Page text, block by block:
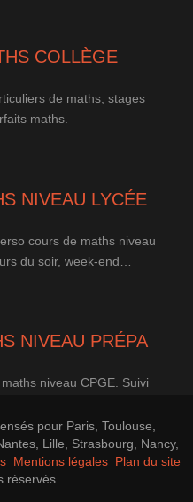
COLLÈGE
de maths, stages
maths.
NIVEAU LYCÉE
cours de maths niveau
du soir, week-end…
NIVEAU PRÉPA
niveau CPGE. Suivi
pour Paris, Toulouse,
Lille, Strasbourg, Nancy,
Mentions légales Plan du site
réservés.